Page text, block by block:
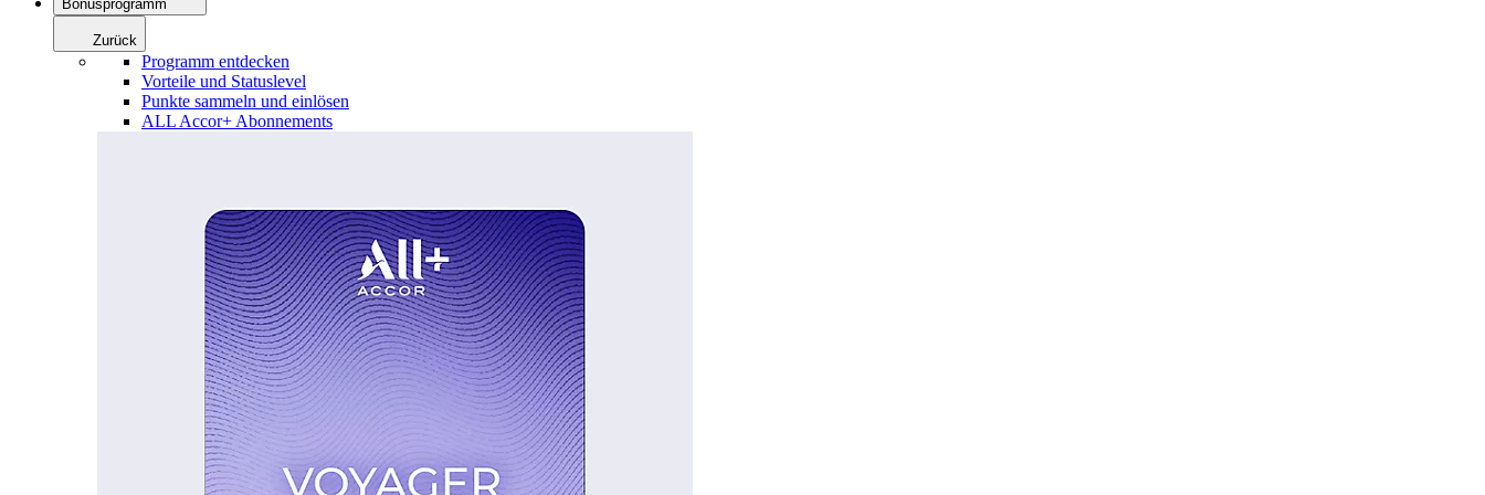
Bonusprogramm
Zurück
Programm entdecken
Vorteile und Statuslevel
Punkte sammeln und einlösen
ALL Accor+ Abonnements